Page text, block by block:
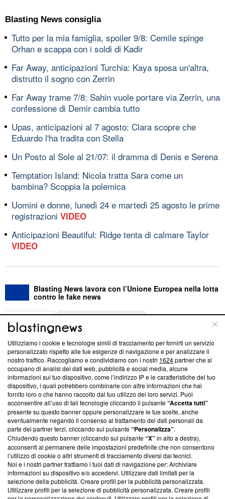
Blasting News consiglia
Tutto per la mia famiglia, spoiler 9/8: Cemile spinge
Orhan e scappa con i soldi di Kadir
Far Away, anticipazioni Turchia: Kaya sposa un'altra,
distrutto il sogno con Zerrin
Far Away trame 7/8: Sahin vuole portare via Zerrin, una
confessione di Demir cambia tutto
Upas, anticipazioni al 7 agosto: Clara scopre che
Eduardo l'ha tradita con Stella
Un Posto al Sole al 21/07: il dramma di Denis e Serena
Temptation Island: Nicola tratta Sara come un
bambina? Scoppia la polemica
Uomini e donne, lunedì 24 e martedì 25 agosto le prime
registrazioni VIDEO
Anticipazioni Beautiful: Ridge tenta di calmare Taylor
VIDEO
Blasting News lavora con l’Unione Europea nella lotta
contro le fake news
ABOUT
Questa sezione offre informazioni trasparenti su Blasting
News, sui nostri processi editoriali e su come ci impegniamo a
creare news di qualità. Inoltre, afferma la nostra aderenza a
‘Trust Project - News with Integrity’Blasting News non è
ancora membro del programma, ma ha richiesto di farne
parte; Trust Project non ha ancora effettuato una verifica di
conformità agli standard.
Su di noi
Team editoriale
Corporate
Redazione
Utilizziamo i cookie e tecnologie simili di tracciamento per fornirti un servizio
personalizzato rispetto alle tue esigenze di navigazione e per analizzare il
nostro traffico. Raccogliamo e condividiamo con i nostri 1624partner che si
occupano di analisi dei dati web, pubblicità e social media, alcune
informazioni sul tuo dispositivo, come l’indirizzo IP e le caratteristiche del tuo
dispositivo, i quali potrebbero combinarle con altre informazioni che hai
fornito loro o che hanno raccolto dal tuo utilizzo dei loro servizi. Puoi
acconsentire all’uso di tali tecnologie cliccando il pulsante“Accetta tutti”
presente su questo banner oppure personalizzare le tue scelte, anche
eventualmente negando il consenso al trattamento dei dati personali da
parte dei partner terzi, cliccando sul pulsante“Personalizza”.
Chiudendo questo banner (cliccando sul pulsante“X”in alto a destra),
acconsenti al permanere delle impostazioni predefinite che non consentono
l’utilizzo di cookie o altri strumenti di tracciamento diversi dai tecnici.
Noi e i nostri partner trattiamo i tuoi dati di navigazione per: Archiviare
informazioni su dispositivo e/o accedervi. Utilizzare dati limitati per la
selezione della pubblicità. Creare profili per la pubblicità personalizzata.
Utilizzare profili per la selezione di pubblicità personalizzata. Creare profili